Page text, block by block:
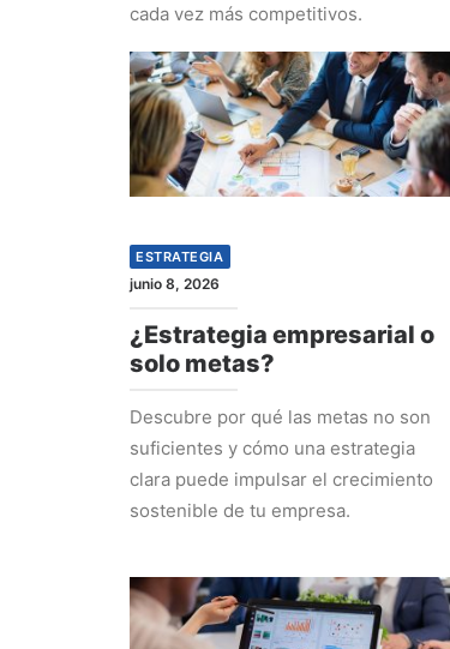
cada vez más competitivos.
ESTRATEGIA
junio 8, 2026
¿Estrategia empresarial o
solo metas?
Descubre por qué las metas no son
suficientes y cómo una estrategia
clara puede impulsar el crecimiento
sostenible de tu empresa.